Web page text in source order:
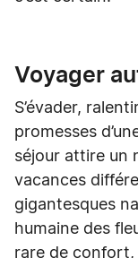
Voyager
S’évader,
promesses
séjour attire un
vacances
gigantesques
humaine des
rare de confort,